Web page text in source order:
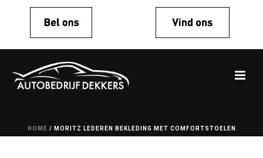
HOME / MORITZ LEDEREN BEKLEDING MET COMFORTSTOELEN